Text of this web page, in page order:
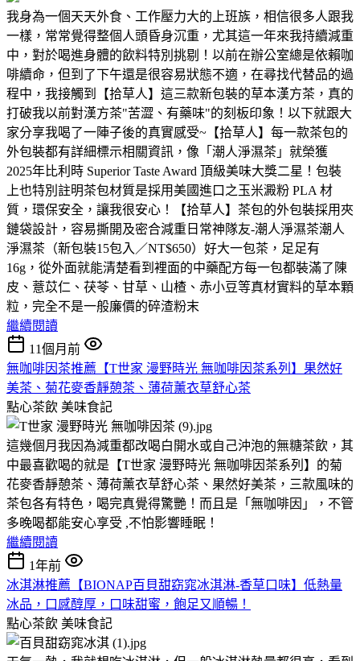
我身為一個天天外食、工作壓力大的上班族，相信很多人跟我
一樣，常常覺得整個人頭昏身沉重，尤其這一年來我持續減重
中，對於喝進身體的飲料特別挑剔！以前在辦公室總是依賴咖
啡續命，但到了下午還是很容易狀態不適，在尋找代替品的過
程中，我接觸到【拾草人】這三款新包裝的草本漢方茶，真的
打破我以前對漢方茶"苦澀、有藥味"的刻板印象！以下就跟大
家分享我喝了一陣子後的真實感受~【拾草人】每一款茶包的
外包裝都有詳細標示相關資訊，像「潮人淨濕茶」就榮獲
2025年比利時 Superior Taste Award 頂級美味大獎二星！包裝
上也特別註明茶包材質是採用美國進口之玉米澱粉 PLA 材
質，環保安全，讓我很安心！【拾草人】茶包的外包裝採用夾
鏈袋設計，容易撕開及密合減重日常神隊友-潮人淨濕茶潮人
淨濕茶（新包裝15包入／NT$650）好大一包茶，足足有
16g，從外面就能清楚看到裡面的中藥配方每一包都裝滿了陳
皮、薏苡仁、茯苓、甘草、山楂、赤小豆等真材實料的草本顆
粒，完全不是一般廉價的碎渣粉末
繼續閱讀
11個月前
無咖啡因茶推薦【T世家 漫野時光 無咖啡因茶系列】果然好
美茶、菊花麥香靜憩茶、薄荷薰衣草舒心茶
點心茶飲 美味食記
這幾個月我因為減重都改喝白開水或自己沖泡的無糖茶飲，其
中最喜歡喝的就是【T世家 漫野時光 無咖啡因茶系列】的菊
花麥香靜憩茶、薄荷薰衣草舒心茶、果然好美茶，三款風味的
茶包各有特色，喝完真覺得驚艷！而且是「無咖啡因」，不管
多晚喝都能安心享受 ,不怕影響睡眠！
繼續閱讀
1年前
冰淇淋推薦【BIONAP百貝甜窈窕冰淇淋-香草口味】低熱量
冰品，口感醇厚，口味甜蜜，飽足又順暢！
點心茶飲 美味食記